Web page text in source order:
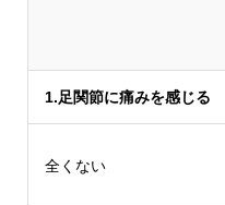
1.足関節に痛みを感じる
全くない